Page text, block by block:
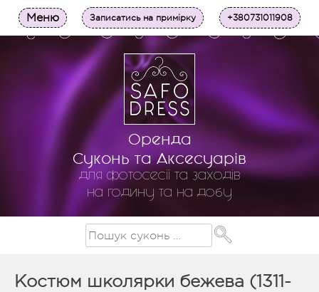
Оренда
Суконь та Аксесуарів
для фотосесії та заходів
на годину та на добу
Меню Записатись на примірку +380731011908
Костюм школярки бежева (1311-